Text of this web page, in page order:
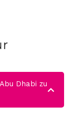
Dhabi zu